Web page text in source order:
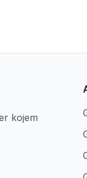
kojem